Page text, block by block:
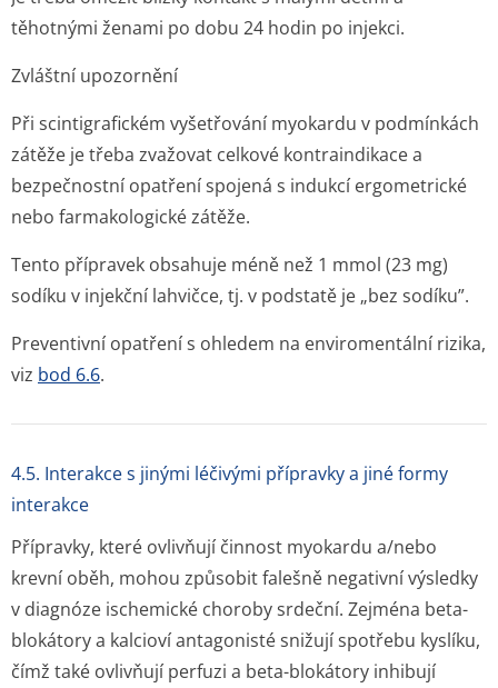
těhotnými ženami po dobu 24 hodin po injekci.
Zvláštní upozornění
Při scintigrafickém vyšetřování myokardu v podmínkách
zátěže je třeba zvažovat celkové kontraindikace a
bezpečnostní opatření spojená s indukcí ergometrické
nebo farmakologické zátěže.
Tento přípravek obsahuje méně než 1 mmol (23 mg)
sodíku v injekční lahvičce, tj. v podstatě je „bez sodíku”.
Preventivní opatření s ohledem na enviromentální rizika,
viz bod 6.6.
4.5. Interakce s jinými léčivými přípravky a jiné formy
interakce
Přípravky, které ovlivňují činnost myokardu a/nebo
krevní oběh, mohou způsobit falešně negativní výsledky
v diagnóze ischemické choroby srdeční. Zejména beta-
blokátory a kalcioví antagonisté snižují spotřebu kyslíku,
čímž také ovlivňují perfuzi a beta-blokátory inhibují